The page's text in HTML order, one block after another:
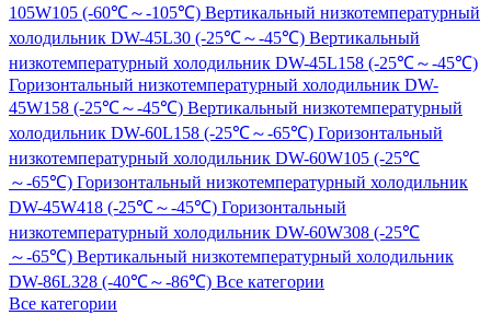
105W105 (-60℃～-105℃) Вертикальный низкотемпературный
холодильник DW-45L30 (-25℃～-45℃) Вертикальный
низкотемпературный холодильник DW-45L158 (-25℃～-45℃)
Горизонтальный низкотемпературный холодильник DW-
45W158 (-25℃～-45℃) Вертикальный низкотемпературный
холодильник DW-60L158 (-25℃～-65℃) Горизонтальный
низкотемпературный холодильник DW-60W105 (-25℃
～-65℃) Горизонтальный низкотемпературный холодильник
DW-45W418 (-25℃～-45℃) Горизонтальный
низкотемпературный холодильник DW-60W308 (-25℃
～-65℃) Вертикальный низкотемпературный холодильник
DW-86L328 (-40℃～-86℃) Все категории
Все категории